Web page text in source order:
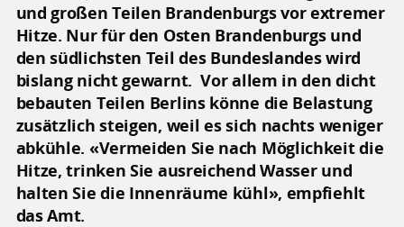
und großen Teilen Brandenburgs vor extremer
Hitze. Nur für den Osten Brandenburgs und
den südlichsten Teil des Bundeslandes wird
bislang nicht gewarnt. Vor allem in den dicht
bebauten Teilen Berlins könne die Belastung
zusätzlich steigen, weil es sich nachts weniger
abkühle. «Vermeiden Sie nach Möglichkeit die
Hitze, trinken Sie ausreichend Wasser und
halten Sie die Innenräume kühl», empfiehlt
das Amt.